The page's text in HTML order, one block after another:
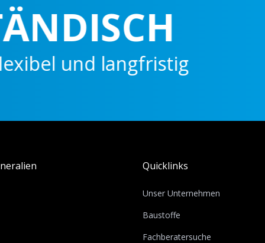
und langfristig
Quicklinks
Unser Unternehmen
Baustoffe
Fachberatersuche